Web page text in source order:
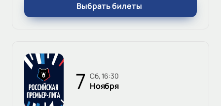
Выбрать билеты
7 сб, 16:30
Ноября